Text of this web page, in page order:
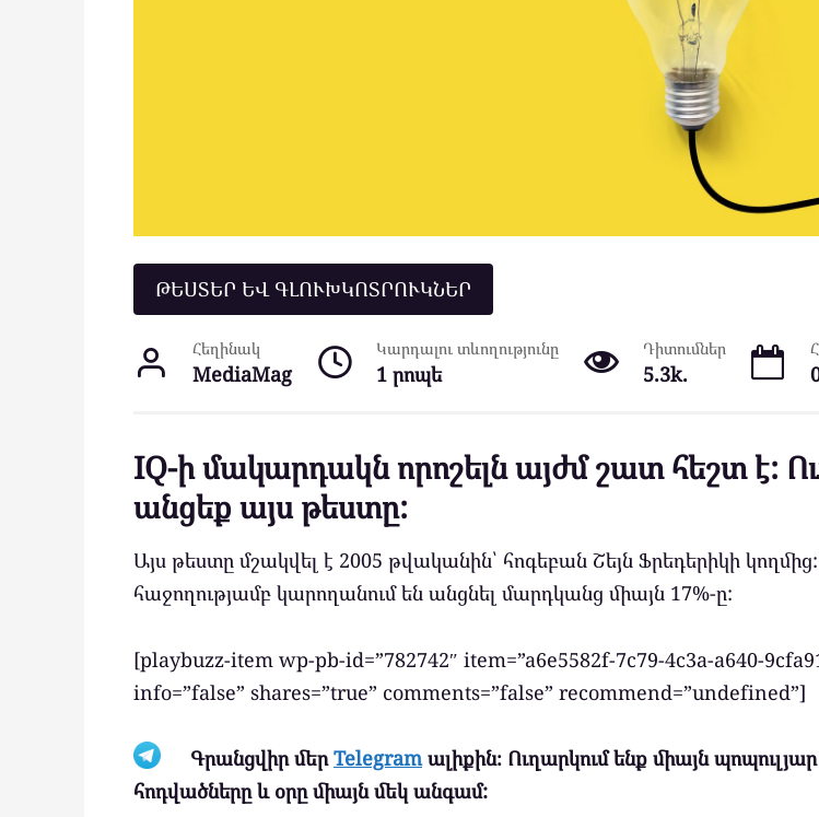
ԹԵՍՏԵՐ ԵՎ ԳԼՈՒԽԿՈՏՐՈՒԿՆԵՐ
Հեղինակ
MediaMag
Կարդալու տևողությունը
1 րոպե
Դիտումներ
5.3k.
IQ-ի մակարդակն որոշելն այժմ շատ հեշտ է:
անցեք այս թեստը:
Այս թեստը մշակվել է 2005 թվականին՝ հոգեբան Շեյն Ֆրեդերիկի
հաջողությամբ կարողանում են անցնել մարդկանց միայն 17%-ը:
[playbuzz-item wp-pb-id=”782742″ item=”a6e5582f-7c79-4c3a-a640-
info=”false” shares=”true” comments=”false” recommend=”undefined”]
Գրանցվիր մերTelegramալիքին։ Ուղարկում ենք միայն պոպուլյար
հոդվածները և օրը միայն մեկ անգամ: